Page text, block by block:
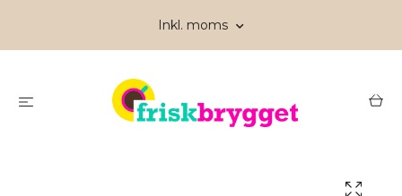
Inkl. moms